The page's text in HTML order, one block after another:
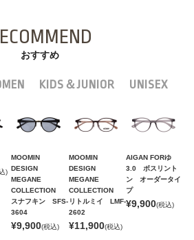
おすすめ
KIDS＆JUNIOR UNISEX
)
MOOMIN
DESIGN
MEGANE
COLLECTION
スナフキン SFS-
3604
¥9,900(税込)
MOOMIN
DESIGN
MEGANE
COLLECTION
リトルミイ LMF-
2602
¥11,900(税込)
AIGAN FORゆ
3.0 ボスリント
ン オーダータイ
プ
¥9,900(税込)